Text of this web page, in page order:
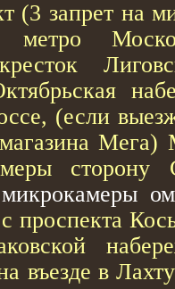
(3 запрет на
метро
(если
сторону
микрокамеры
проспекта
въезде в